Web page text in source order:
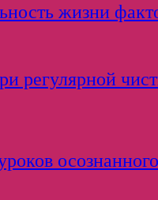
жизни
регулярной